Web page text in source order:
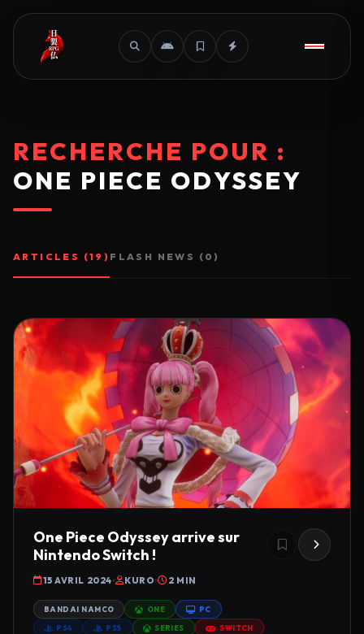
RECHERCHE POUR :
ONE PIECE ODYSSEY
ARTICLES (19) FLASH NEWS (0)
One Piece Odyssey arrive sur
Nintendo Switch !
15 AVRIL 2024 KURO 2 MIN
BANDAI NAMCO ONE PC
PS4 PS5 SERIES SWITCH